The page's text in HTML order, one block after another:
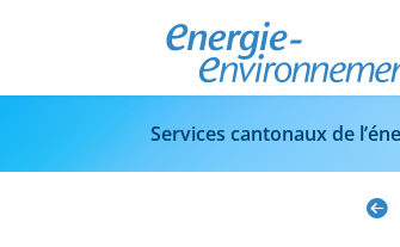
Services cantonaux de